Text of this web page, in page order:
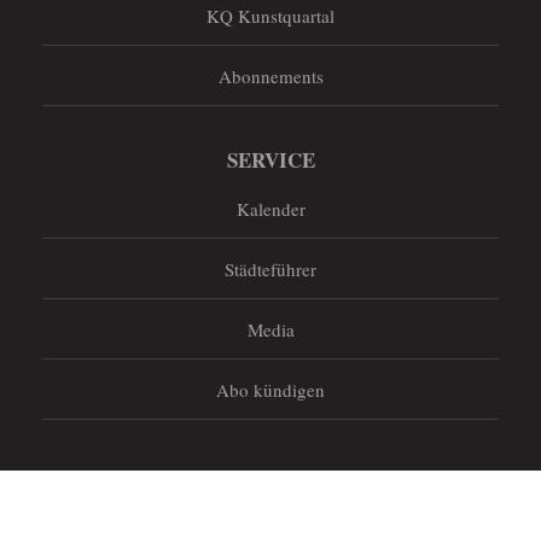
KQ Kunstquartal
Abonnements
SERVICE
Kalender
Städteführer
Media
Abo kündigen